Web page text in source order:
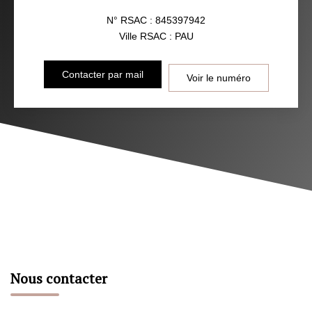
N° RSAC : 845397942
Ville RSAC : PAU
Contacter par mail Voir le numéro
Nous contacter